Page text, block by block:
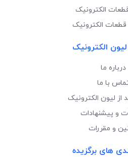
الکترونیک
الکترونیک
لیون الکترونیک
درباره ما
با ما
از لیون الکترونیک
و پیشنهادات
و مقررات
های برگزیده